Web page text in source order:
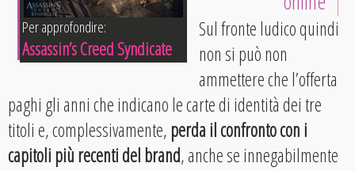
Per approfondire:
Assassin’s Creed Syndicate
Sul fronte ludico quindi
non si può non
ammettere che l’offerta
paghi gli anni che indicano le carte di identità dei tre
titoli e, complessivamente,perda il confronto con i
capitoli più recenti del brand, anche se innegabilmente